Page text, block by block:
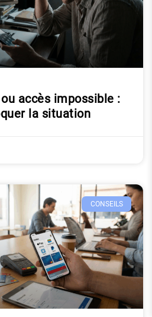
accès impossible :
la situation
CONSEILS